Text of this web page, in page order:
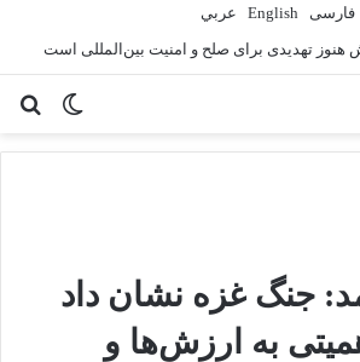
فارسی English
عربي
تهدیدی برای صلح و امنیت بین‌المللی است
تغییر
جنگ غزه نشان داد
به ارزش‌ها و